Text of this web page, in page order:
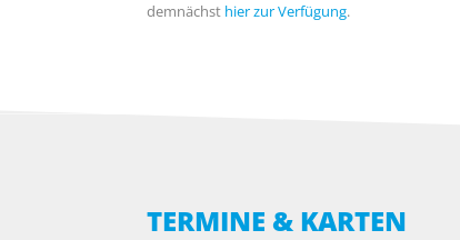
demnächst hier zur Verfügung.
TERMINE & KARTEN